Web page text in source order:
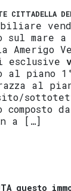
CITTADELLA
sul mare a
Amerigo
esclusive
al piano
al
composto
a […]
questo